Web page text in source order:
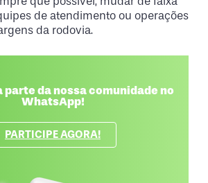
de atendimento ou operações
da rodovia.
parte da nossa comunidade no
WhatsApp!
PARTICIPE AGORA!